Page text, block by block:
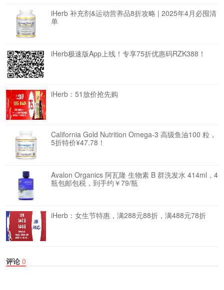
iHerb 补充剂&运动营养品8折攻略 | 2025年4月必囤清
单
iHerb极速版App上线！专享75折优惠码RZK388！
iHerb：51放价抢先购
California Gold Nutrition Omega-3 高级鱼油100 粒，
5折特价¥47.78！
Avalon Organics 阿瓦隆 生物素 B 群洗发水 414ml，4
瓶包邮包税，到手约￥79/瓶
iHerb：女生节特惠，满288元88折，满488元78折
评论 0